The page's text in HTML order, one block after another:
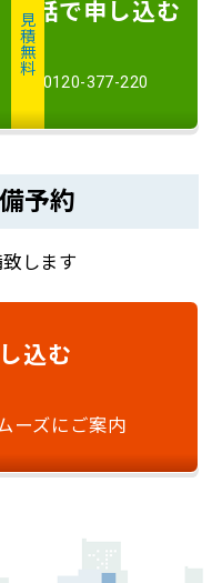
見積無料
電話で申し込む
0120-377-220
予約
します
込む
ーズにご案内